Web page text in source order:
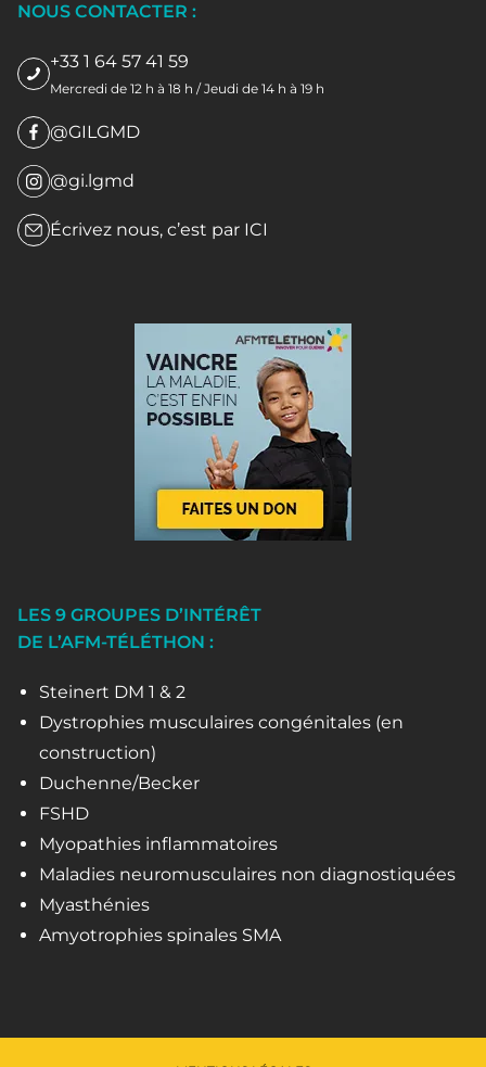
NOUS CONTACTER :
+33 1 64 57 41 59
Mercredi de 12 h à 18 h / Jeudi de 14 h à 19 h
@GILGMD
@gi.lgmd
Écrivez nous, c’est par ICI
LES 9 GROUPES D’INTÉRÊT
DE L’AFM-TÉLÉTHON :
Steinert DM 1 & 2
Dystrophies musculaires congénitales (en
construction)
Duchenne/Becker
FSHD
Myopathies inflammatoires
Maladies neuromusculaires non diagnostiquées
Myasthénies
Amyotrophies spinales SMA